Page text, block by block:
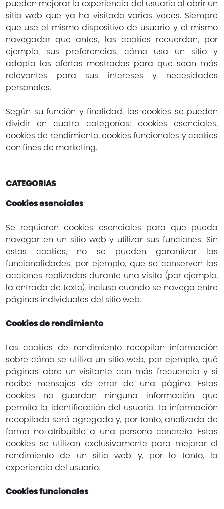
pueden mejorar la experiencia del usuario al abrir un
sitio web que ya ha visitado varias veces. Siempre
que use el mismo dispositivo de usuario y el mismo
navegador que antes, las cookies recuerdan, por
ejemplo, sus preferencias, cómo usa un sitio y
adapta las ofertas mostradas para que sean más
relevantes para sus intereses y necesidades
personales.
Según su función y finalidad, las cookies se pueden
dividir en cuatro categorías: cookies esenciales,
cookies de rendimiento, cookies funcionales y cookies
con fines de marketing.
CATEGORIAS
Cookies esenciales
Se requieren cookies esenciales para que pueda
navegar en un sitio web y utilizar sus funciones. Sin
estas cookies, no se pueden garantizar las
funcionalidades, por ejemplo, que se conserven las
acciones realizadas durante una visita (por ejemplo,
la entrada de texto), incluso cuando se navega entre
páginas individuales del sitio web.
Cookies de rendimiento
Las cookies de rendimiento recopilan información
sobre cómo se utiliza un sitio web, por ejemplo, qué
páginas abre un visitante con más frecuencia y si
recibe mensajes de error de una página. Estas
cookies no guardan ninguna información que
permita la identificación del usuario. La información
recopilada será agregada y, por tanto, analizada de
forma no atribuible a una persona concreta. Estas
cookies se utilizan exclusivamente para mejorar el
rendimiento de un sitio web y, por lo tanto, la
experiencia del usuario.
Cookies funcionales